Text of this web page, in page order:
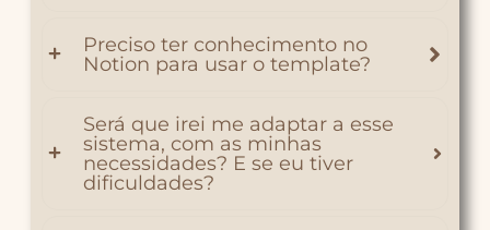
Preciso ter conhecimento no
Notion para usar o template?
Será que irei me adaptar a esse
sistema, com as minhas
necessidades? E se eu tiver
dificuldades?